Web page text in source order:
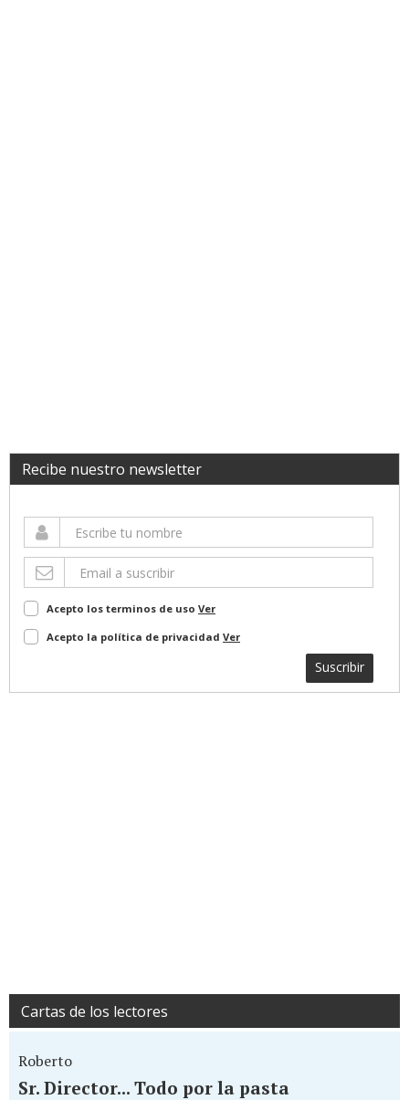
Recibe nuestro newsletter
Acepto los terminos de uso Ver
Acepto la política de privacidad Ver
Suscribir
Cartas de los lectores
Roberto
Sr. Director... Todo por la pasta